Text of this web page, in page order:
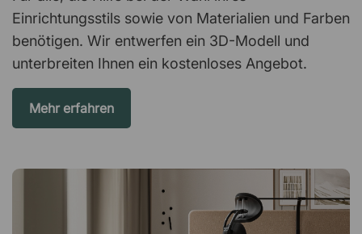
Einrichtungsstils sowie von Materialien und Farben
benötigen. Wir entwerfen ein 3D-Modell und
unterbreiten Ihnen ein kostenloses Angebot.
Mehr erfahren